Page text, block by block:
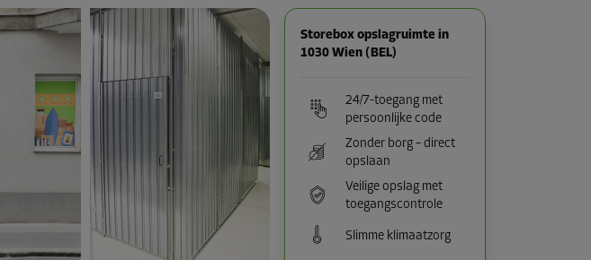
Storebox opslagruimte in
1030 Wien (BEL)
24/7-toegang met
persoonlijke code
Zonder borg – direct
opslaan
Veilige opslag met
toegangscontrole
Slimme klimaatzorg